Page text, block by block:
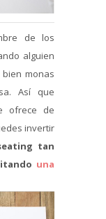
de los
alguien
monas
Así que
ofrece de
invertir
tan
una